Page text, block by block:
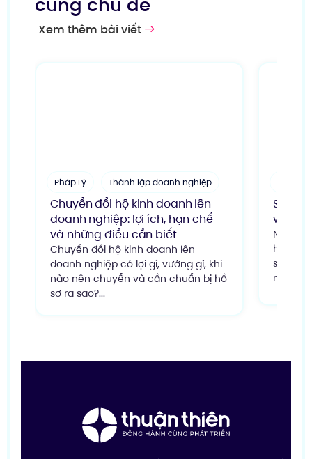
cùng chủ đề
Xem thêm bài viết
Pháp Lý Thành lập doanh nghiệp
Chuyển đổi hộ kinh doanh lên
doanh nghiệp: lợi ích, hạn chế
và những điều cần biết
Chuyển đổi hộ kinh doanh lên
doanh nghiệp có lợi gì, vướng gì, khi
nào nên chuyển và cần chuẩn bị hồ
sơ ra sao?...
So
viên
Nên
hay 2
so
nhược